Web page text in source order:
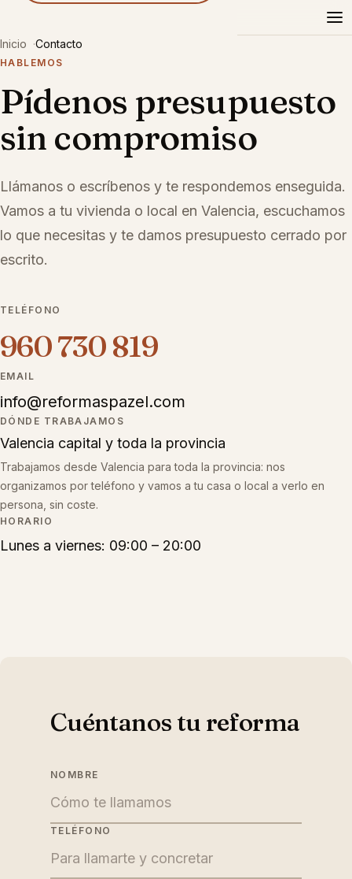
Inicio Contacto
HABLEMOS
Pídenos presupuesto
sin compromiso
Llámanos o escríbenos y te respondemos enseguida.
Vamos a tu vivienda o local en Valencia, escuchamos
lo que necesitas y te damos presupuesto cerrado por
escrito.
TELÉFONO
960 730 819
EMAIL
info@reformaspazel.com
DÓNDE TRABAJAMOS
Valencia capital y toda la provincia
Trabajamos desde Valencia para toda la provincia: nos
organizamos por teléfono y vamos a tu casa o local a verlo en
persona, sin coste.
HORARIO
Lunes a viernes: 09:00 – 20:00
Cuéntanos tu reforma
NOMBRE
TELÉFONO